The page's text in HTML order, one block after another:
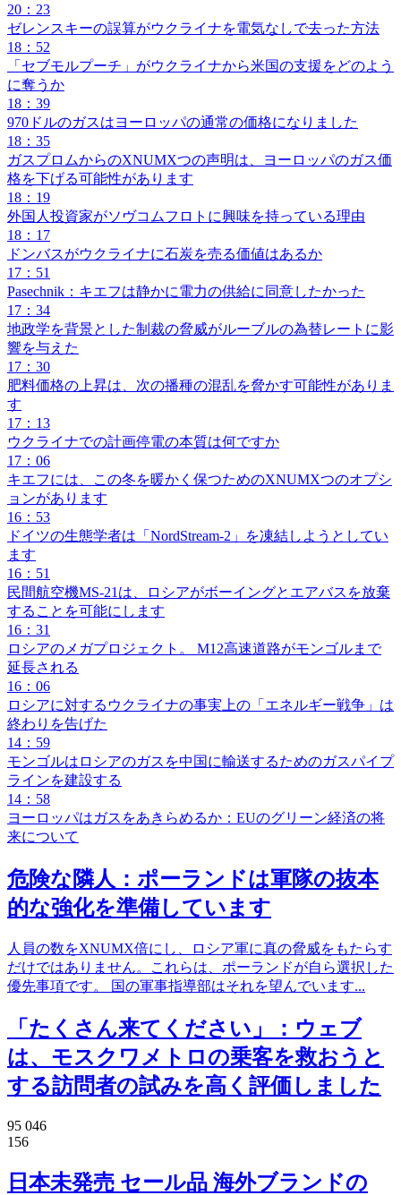
20：23
ゼレンスキーの誤算がウクライナを電気なしで去った方法
18：52
「セブモルプーチ」がウクライナから米国の支援をどのよう
に奪うか
18：39
970ドルのガスはヨーロッパの通常の価格になりました
18：35
ガスプロムからのXNUMXつの声明は、ヨーロッパのガス価
格を下げる可能性があります
18：19
外国人投資家がソヴコムフロトに興味を持っている理由
18：17
ドンバスがウクライナに石炭を売る価値はあるか
17：51
Pasechnik：キエフは静かに電力の供給に同意したかった
17：34
地政学を背景とした制裁の脅威がルーブルの為替レートに影
響を与えた
17：30
肥料価格の上昇は、次の播種の混乱を脅かす可能性がありま
す
17：13
ウクライナでの計画停電の本質は何ですか
17：06
キエフには、この冬を暖かく保つためのXNUMXつのオプシ
ョンがあります
16：53
ドイツの生態学者は「NordStream-2」を凍結しようとしてい
ます
16：51
民間航空機MS-21は、ロシアがボーイングとエアバスを放棄
することを可能にします
16：31
ロシアのメガプロジェクト。 M12高速道路がモンゴルまで
延長される
16：06
ロシアに対するウクライナの事実上の「エネルギー戦争」は
終わりを告げた
14：59
モンゴルはロシアのガスを中国に輸送するためのガスパイプ
ラインを建設する
14：58
ヨーロッパはガスをあきらめるか：EUのグリーン経済の将
来について
危険な隣人：ポーランドは軍隊の抜本
的な強化を準備しています
人員の数をXNUMX倍にし、ロシア軍に真の脅威をもたらす
だけではありません。これらは、ポーランドが自ら選択した
優先事項です。 国の軍事指導部はそれを望んでいます...
「たくさん来てください」：ウェブ
は、モスクワメトロの乗客を救おうと
する訪問者の試みを高く評価しました
95 046
156
日本未発売 セール品 海外ブランドの